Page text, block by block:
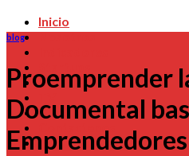
Inicio
Nosotros
Colabora
Blog
Contactenos
blog
Proemprender
Documental
Emprendedores